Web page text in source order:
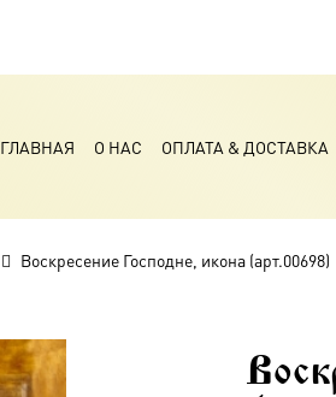
ГЛАВНАЯ О НАС ОПЛАТА & ДОСТАВКА
Воскресение Господне, икона (арт.00698)